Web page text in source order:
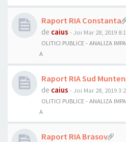
Raport RIA Constanta
de caius - Joi Mar 28, 2019
OLITICI PUBLICE - ANALIZA
A
Raport RIA Sud
de caius - Joi Mar 28, 2019
OLITICI PUBLICE - ANALIZA
A
Raport RIA Brasov